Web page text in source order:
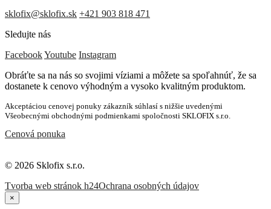
sklofix@sklofix.sk +421 903 818 471
Sledujte nás
FacebookYoutube Instagram
Obráťte sa na nás so svojimi víziami a môžete sa spoľahnúť, že sa
dostanete k cenovo výhodným a vysoko kvalitným produktom.
Akceptáciou cenovej ponuky zákazník súhlasí s nižšie uvedenými
Všeobecnými obchodnými podmienkami spoločnosti SKLOFIX s.r.o.
Cenová ponuka
© 2026 Sklofix s.r.o.
Tvorba web stránok h24Ochrana osobných údajov
×